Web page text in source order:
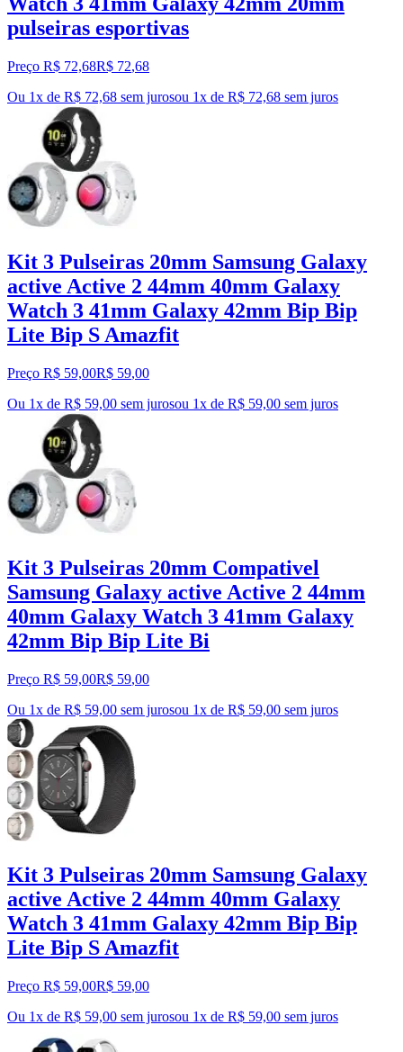
pulseiras esportivas
Preço R$ 72,68R$ 72,68
Ou 1x de R$ 72,68 sem jurosou 1x de R$ 72,68 sem juros
Kit 3 Pulseiras 20mm Samsung Galaxy
active Active 2 44mm 40mm Galaxy
Watch 3 41mm Galaxy 42mm Bip Bip
Lite Bip S Amazfit
Preço R$ 59,00R$ 59,00
Ou 1x de R$ 59,00 sem jurosou 1x de R$ 59,00 sem juros
Kit 3 Pulseiras 20mm Compativel
Samsung Galaxy active Active 2 44mm
40mm Galaxy Watch 3 41mm Galaxy
42mm Bip Bip Lite Bi
Preço R$ 59,00R$ 59,00
Ou 1x de R$ 59,00 sem jurosou 1x de R$ 59,00 sem juros
Kit 3 Pulseiras 20mm Samsung Galaxy
active Active 2 44mm 40mm Galaxy
Watch 3 41mm Galaxy 42mm Bip Bip
Lite Bip S Amazfit
Preço R$ 59,00R$ 59,00
Ou 1x de R$ 59,00 sem jurosou 1x de R$ 59,00 sem juros